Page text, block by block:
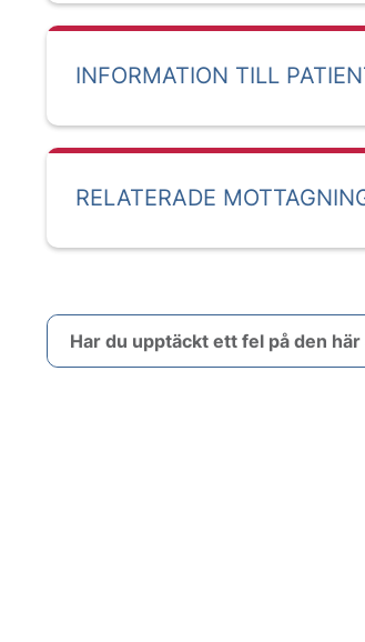
INFORMATION TILL
RELATERADE
Har du upptäckt ett fel på den här